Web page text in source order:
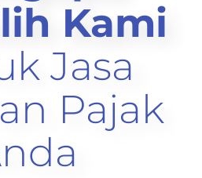
Kami
Jasa
Pajak